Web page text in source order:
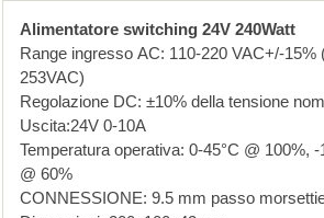
Alimentatore switching 24V 240Watt
Range ingresso AC: 110-220 VAC+/-15%
253VAC)
Regolazione DC: ±10% della tensione
Uscita:24V 0-10A
Temperatura operativa: 0-45°C @ 100%, -
@ 60%
CONNESSIONE: 9.5 mm passo